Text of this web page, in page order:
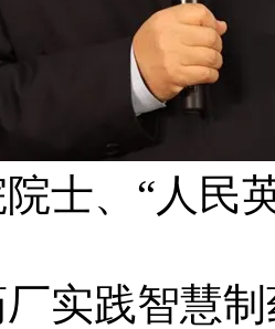
士、“人民
践智慧制